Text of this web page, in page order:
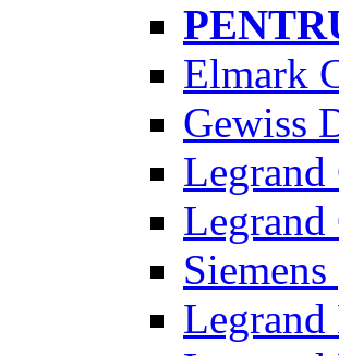
Elmark
Gewiss
Legrand
Siemens